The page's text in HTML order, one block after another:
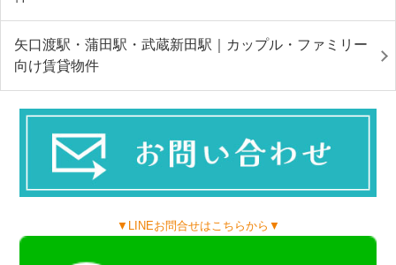
矢口渡駅・蒲田駅・武蔵新田駅｜カップル・ファミリー
向け賃貸物件
▼LINEお問合せはこちらから▼